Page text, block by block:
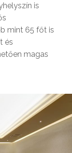
is
mint 65 főt is
és
magas